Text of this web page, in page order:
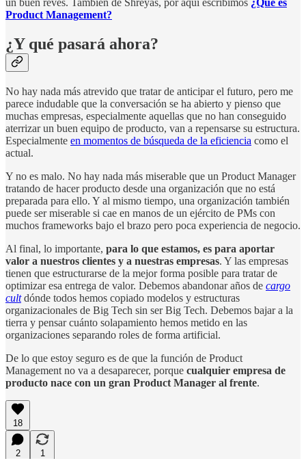
un buen revés. También de Shreyas, por aquí escribimos ¿Qué es
Product Management?
¿Y qué pasará ahora?
No hay nada más atrevido que tratar de anticipar el futuro, pero me
parece indudable que la conversación se ha abierto y pienso que
muchas empresas, especialmente aquellas que no han conseguido
aterrizar un buen equipo de producto, van a repensarse su estructura.
Especialmente en momentos de búsqueda de la eficiencia como el
actual.
Y no es malo. No hay nada más miserable que un Product Manager
tratando de hacer producto desde una organización que no está
preparada para ello. Y al mismo tiempo, una organización también
puede ser miserable si cae en manos de un ejército de PMs con
muchos frameworks bajo el brazo pero poca experiencia de negocio.
Al final, lo importante, para lo que estamos, es para aportar
valor a nuestros clientes y a nuestras empresas. Y las empresas
tienen que estructurarse de la mejor forma posible para tratar de
optimizar esa entrega de valor. Debemos abandonar años de cargo
cultdónde todos hemos copiado modelos y estructuras
organizacionales de Big Tech sin ser Big Tech. Debemos bajar a la
tierra y pensar cuánto solapamiento hemos metido en las
organizaciones separando roles de forma artificial.
De lo que estoy seguro es de que la función de Product
Management no va a desaparecer, porque cualquier empresa de
producto nace con un gran Product Manager al frente.
18
2
1